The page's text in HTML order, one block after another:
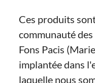
Ces produits
communauté
Fons Pacis
implantée dans
laquelle nous